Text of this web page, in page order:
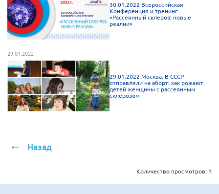
Публичные отчеты
Исследования, аналитика, мнения
Всероссийская онлайн конференция
ОООИБРС" (25-29.08.2020)
Всероссийская конференция-тренинг
"Рассеянный склероз: новые реалии" (26-
29.05.2022)
Общероссийская РС
30.01.2022 Всероссийская
Конференция и тренинг
«Рассеянный склероз: новые
реалии»
29.01.2022
29.01.2022 Москва. В СССР
отправляли на аборт: как рожают
детей женщины с рассеянным
склерозом
Назад
Количество просмотров: 1